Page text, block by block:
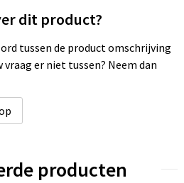
dit product?
tussen de product omschrijving
er niet tussen? Neem dan
producten